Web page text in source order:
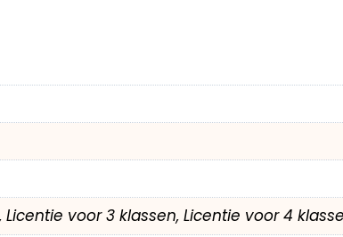
Licentie voor 3 klassen, Licentie voor 4